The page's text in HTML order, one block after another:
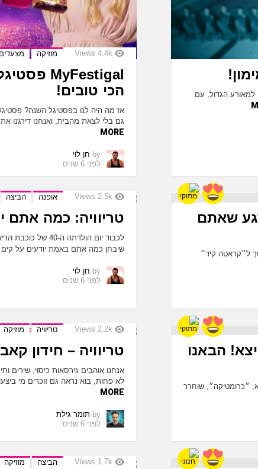
למאורע הגדול, עם
4.4k
Views מוזיקה מצעדים
הכי טובים!
גם בלי לצאת מהבית, ואנחנו דירגנו
MORE
by חן לוי
לפני 6 שנים
שאתם
סדרת המשך ל״קראטה קיד״
2.5k
Views אופנה הביצה
טריוויה: כמה אתם
לכבוד יום הולדתה
שיבחן כמה אתם באמת יודעים על קים
by חן לוי
לפני 6 שנים
הבאנו
גאגא, ״כרומטיקה״, שוחרר
2.2k
Views טריוויה מוזיקה
טריוויה – חידון
אנחנו אוהבים גירסאות כיסוי, שירים
לא פחות, בוא נראה גם זוכרים מי
MORE
by תומר גילת
לפני 6 שנים
1.7k
Views הביצה מוזיקה